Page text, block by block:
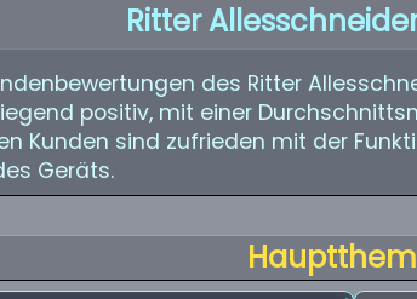
Ritter
des Ritter
positiv, mit einer
Kunden sind zufrieden mit der
Geräts.